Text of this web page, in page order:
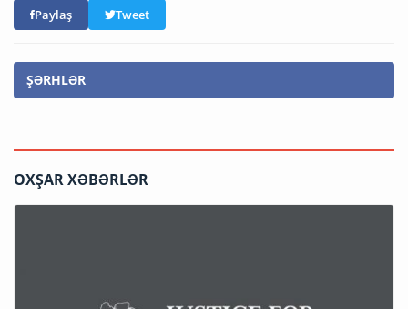
Paylaş Tweet
ŞƏRHLƏR
OXŞAR XƏBƏRLƏR